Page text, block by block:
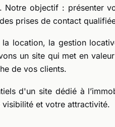
Notre objectif : présenter
prises de contact
location, la gestion
un site qui met en
de vos clients.
d'un site dédié à
et votre attractivité.